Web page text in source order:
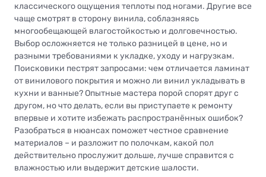
классического ощущения теплоты под ногами. Другие все
чаще смотрят в сторону винила, соблазняясь
многообещающей влагостойкостью и долговечностью.
Выбор осложняется не только разницей в цене, но и
разными требованиями к укладке, уходу и нагрузкам.
Поисковики пестрят запросами: чем отличается ламинат
от винилового покрытия и можно ли винил укладывать в
кухни и ванные? Опытные мастера порой спорят друг с
другом, но что делать, если вы приступаете к ремонту
впервые и хотите избежать распространённых ошибок?
Разобраться в нюансах поможет честное сравнение
материалов – и разложит по полочкам, какой пол
действительно прослужит дольше, лучше справится с
влажностью или выдержит детские шалости.